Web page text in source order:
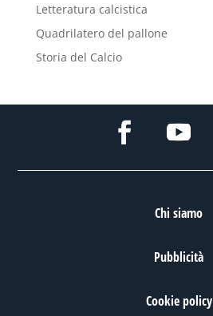
Letteratura calcistica
Quadrilatero del pallone
Storia del Calcio
Chi siamo
Pubblicità
Cookie policy